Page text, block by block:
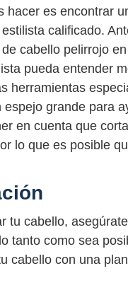
hacer es encontrar
calificado.
cabello pelirrojo
pueda entender
herramientas
grande para
en cuenta que
lo que es posible
tu cabello,
tanto como sea
cabello con una